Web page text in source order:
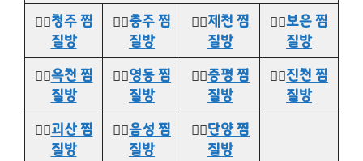
👉🏻청주 찜
질방
👉🏻충주 찜
질방
👉🏻제천 찜
질방
👉🏻보은 찜
질방
👉🏻옥천 찜
질방
👉🏻영동 찜
질방
👉🏻증평 찜
질방
👉🏻진천 찜
질방
👉🏻괴산 찜
질방
👉🏻음성 찜
질방
👉🏻단양 찜
질방